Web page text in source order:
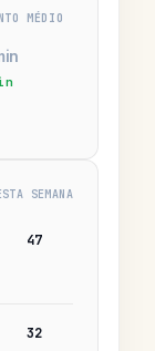
MÉDIO
SEMANA
47
32